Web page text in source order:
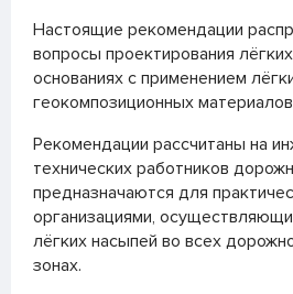
Настоящие рекомендации
вопросы проектирования
основаниях с применением
геокомпозиционных
Рекомендации рассчитаны на
технических работников
предназначаются для
организациями,
лёгких насыпей во всех
зонах.